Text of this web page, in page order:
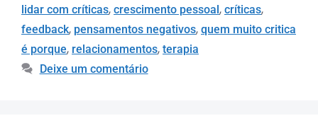
lidar com críticas, crescimento pessoal, críticas,
feedback, pensamentos negativos, quem muito critica
é porque, relacionamentos, terapia
Deixe um comentário